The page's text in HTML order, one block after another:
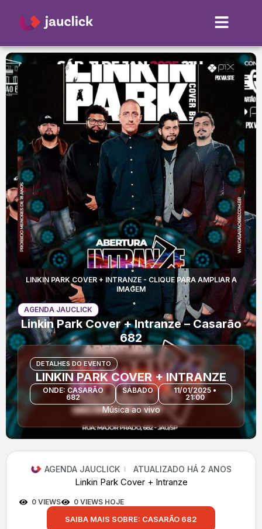
AGENDA JAUCLICK
Linkin Park Cover + Intranze – Casarão
682
DETALHES DO EVENTO
LINKIN PARK COVER + INTRANZE
ONDE: CASARÃO
682
SÁBADO
11/01/2025 •
21:00
Música ao vivo
LINKIN PARK COVER + INTRANZE - CLIQUE PARA AMPLIAR A
IMAGEM
AGENDA JAUCLICK ATUALIZADO HÁ 2 ANOS
Linkin Park Cover + Intranze
0 VIEWS 0 VIEWS HOJE
SAIBA MAIS SOBRE: CASARÃO 682